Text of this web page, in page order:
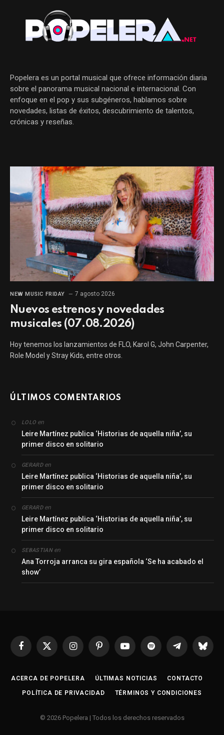
Popelera es un portal musical que ofrece información diaria
sobre el panorama musical nacional e internacional. Con
enfoque en el pop y sus subgéneros, hablamos sobre
novedades, listas de éxitos, descubrimiento de talentos,
crónicas y reseñas.
NEW MUSIC FRIDAY 7 agosto 2026
Nuevos estrenos y novedades
musicales (07.08.2026)
Hoy tenemos los lanzamientos de FLO, Karol G, John Carpenter,
Role Model y Stray Kids, entre otros.
ÚLTIMOS COMENTARIOS
LOLO en
Leire Martínez publica ‘Historias de aquella niña’, su
primer disco en solitario
GERARDen
Leire Martínez publica ‘Historias de aquella niña’, su
primer disco en solitario
GERARDen
Leire Martínez publica ‘Historias de aquella niña’, su
primer disco en solitario
SEBASTIANen
Ana Torroja arranca su gira española ‘Se ha acabado el
show’
Facebook
X
InstagramPinterestYouTubeSpotify Telegrama
ACERCA DE POPELERA ÚLTIMAS NOTICIAS CONTACTO
POLÍTICA DE PRIVACIDAD TÉRMINOS Y CONDICIONES
© 2026 Popelera | Todos los derechos reservados